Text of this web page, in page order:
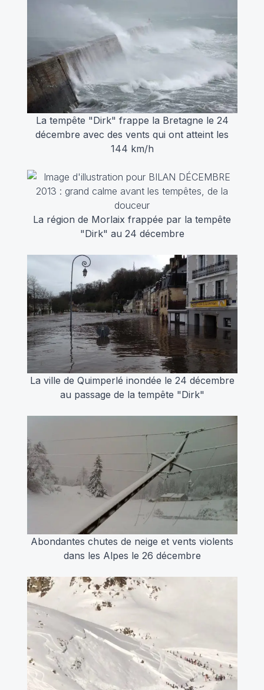
La tempête "Dirk" frappe la Bretagne le 24
décembre avec des vents qui ont atteint les
144 km/h
La région de Morlaix frappée par la tempête
"Dirk" au 24 décembre
La ville de Quimperlé inondée le 24 décembre
au passage de la tempête "Dirk"
Abondantes chutes de neige et vents violents
dans les Alpes le 26 décembre